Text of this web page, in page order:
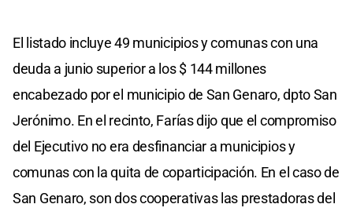
El listado incluye 49 municipios y comunas con una
deuda a junio superior a los $ 144 millones
encabezado por el municipio de San Genaro, dpto San
Jerónimo. En el recinto, Farías dijo que el compromiso
del Ejecutivo no era desfinanciar a municipios y
comunas con la quita de coparticipación. En el caso de
San Genaro, son dos cooperativas las prestadoras del